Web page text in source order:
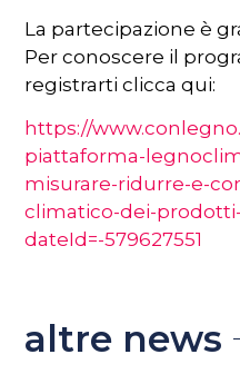
La partecipazione è
Per conoscere il
registrarti clicca qui:
https://
piattaforma-
misurare-ridurre-e-
climatico-dei-
dateId=-579627551
altre news